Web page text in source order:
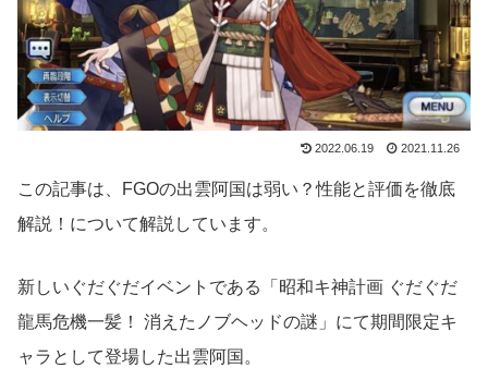
2022.06.19 2021.11.26
この記事は、FGOの出雲阿国は弱い？性能と評価を徹底
解説！について解説しています。
新しいぐだぐだイベントである「昭和キ神計画 ぐだぐだ
龍馬危機一髪！ 消えたノブヘッドの謎」にて期間限定キ
ャラとして登場した出雲阿国。